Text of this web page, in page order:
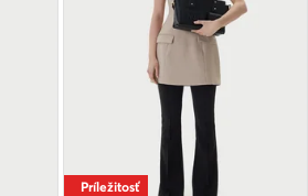
Príležitosť